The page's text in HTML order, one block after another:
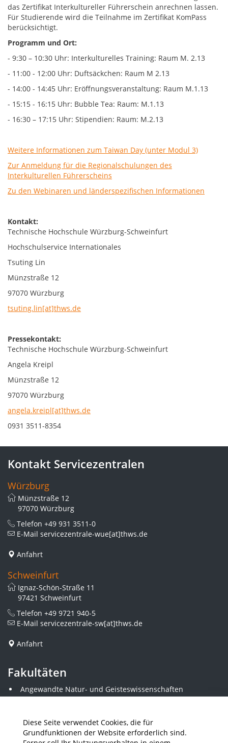
Diese Seite verwendet Cookies, die für
Grundfunktionen der Website erforderlich sind.
das Zertifikat Interkultureller Führerschein anrechnen lassen.
Für Studierende wird die Teilnahme im Zertifikat KomPass
berücksichtigt.
Programm und Ort:
- 9:30 – 10:30 Uhr: Interkulturelles Training: Raum M. 2.13
- 11:00 - 12:00 Uhr: Duftsäckchen: Raum M 2.13
- 14:00 - 14:45 Uhr: Eröffnungsveranstaltung: Raum M.1.13
- 15:15 - 16:15 Uhr: Bubble Tea: Raum: M.1.13
- 16:30 – 17:15 Uhr: Stipendien: Raum: M.2.13
Weitere Informationen zum Taiwan Day (unter Modul 3)
Zur Anmeldung für die Regionalschulungen des
Interkulturellen Führerscheins
Zu den Webinaren und länderspezifischen Informationen
Kontakt:
Technische Hochschule Würzburg-Schweinfurt
Hochschulservice Internationales
Tsuting Lin
Münzstraße 12
97070 Würzburg
tsuting.lin[at]thws.de
Pressekontakt:
Technische Hochschule Würzburg-Schweinfurt
Angela Kreipl
Münzstraße 12
97070 Würzburg
angela.kreipl[at]thws.de
0931 3511-8354
Kontakt Servicezentralen
Würzburg
Münzstraße 12
97070 Würzburg
Telefon +49 931 3511-0
E-Mail servicezentrale-wue[at]thws.de
Anfahrt
Schweinfurt
Ignaz-Schön-Straße 11
97421 Schweinfurt
Telefon +49 9721 940-5
E-Mail servicezentrale-sw[at]thws.de
Anfahrt
Fakultäten
Angewandte Natur- und Geisteswissenschaften
Angewandte Sozialwissenschaften
Elektrotechnik
Gestaltung
Informatik und Wirtschaftsinformatik